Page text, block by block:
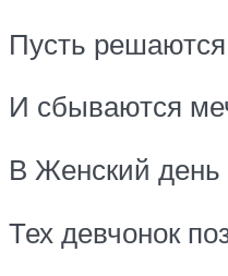
Пусть
И сбываются
В Женский
Тех девчонок